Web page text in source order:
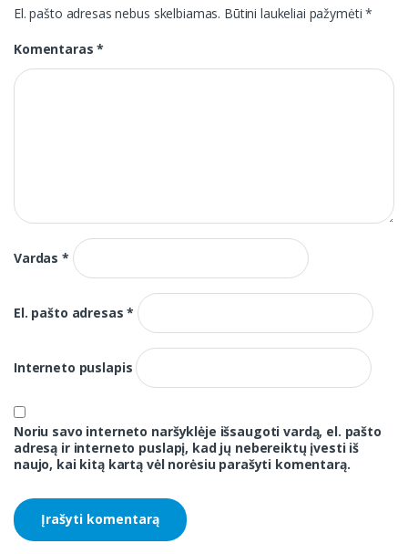
El. pašto adresas nebus skelbiamas. Būtini laukeliai pažymėti*
Komentaras*
Vardas*
El. pašto adresas*
Interneto puslapis
Noriu savo interneto naršyklėje išsaugoti vardą, el. pašto
adresą ir interneto puslapį, kad jų nebereiktų įvesti iš
naujo, kai kitą kartą vėl norėsiu parašyti komentarą.